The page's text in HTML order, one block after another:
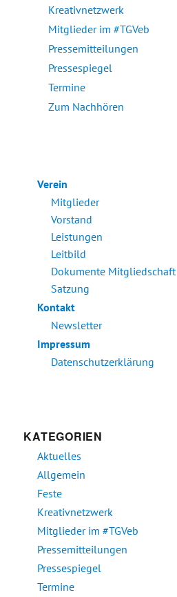
Kreativnetzwerk
Mitglieder im #TGVeb
Pressemitteilungen
Pressespiegel
Termine
Zum Nachhören
Verein
Mitglieder
Vorstand
Leistungen
Leitbild
Dokumente Mitgliedschaft
Satzung
Kontakt
Newsletter
Impressum
Datenschutzerklärung
KATEGORIEN
Aktuelles
Allgemein
Feste
Kreativnetzwerk
Mitglieder im #TGVeb
Pressemitteilungen
Pressespiegel
Termine